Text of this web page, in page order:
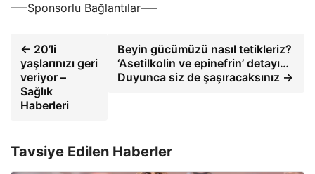
—–Sponsorlu Bağlantılar—–
← 20’li
yaşlarınızı geri
veriyor –
Sağlık
Haberleri
Beyin gücümüzü nasıl tetikleriz?
‘Asetilkolin ve epinefrin’ detayı…
Duyunca siz de şaşıracaksınız →
Tavsiye Edilen Haberler